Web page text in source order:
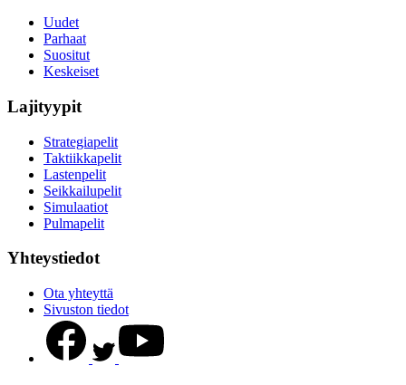
Uudet
Parhaat
Suositut
Keskeiset
Lajityypit
Strategiapelit
Taktiikkapelit
Lastenpelit
Seikkailupelit
Simulaatiot
Pulmapelit
Yhteystiedot
Ota yhteyttä
Sivuston tiedot